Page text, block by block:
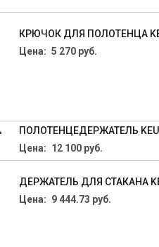
КРЮЧОК ДЛЯ ПОЛОТЕНЦА
Цена: 5 270 руб.
ПОЛОТЕНЦЕДЕРЖАТЕЛЬ
Цена: 12 100 руб.
ДЕРЖАТЕЛЬ ДЛЯ СТАКАНА
Цена: 9 444.73 руб.